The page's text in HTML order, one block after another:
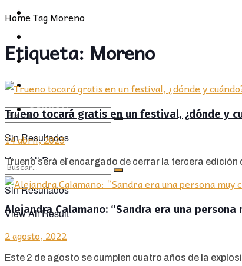
CULTURA
Sin Resultados
View All Result
PROVINCIA
SOCIEDAD
CULTURA
OPINIÓN
Sin Resultados
View All Result
HomeTagMoreno
Etiqueta: Moreno
Trueno tocará gratis en un festival, ¿dónde y
14 abril, 2023
Trueno será el encargado de cerrar la tercera
Alejandra Calamano: “Sandra era una
2 agosto, 2022
Este 2 de agosto se cumplen cuatro años de la